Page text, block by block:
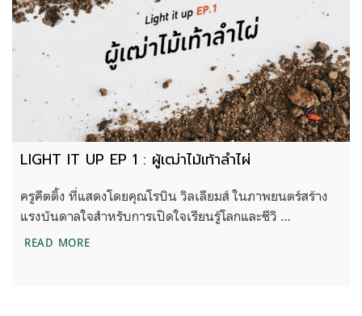
LIGHT IT UP EP 1 : ผู้เฒ่าไม้เท้าลำไผ่
ครูคีตติ้ง ที่แสดงโดยคุณโรบิน วิลเลียมส์ ในภาพยนตร์สร้าง
แรงบันดาลใจสำหรับการเปิดใจเรียนรู้โลกและชีวิ …
READ MORELIGHT IT UP EP 1 : ผู้เฒ่าไม้เท้าลำไผ่